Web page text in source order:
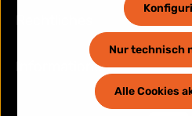
Rechtliches
Informationen
Nur technisch
Alle Cookies